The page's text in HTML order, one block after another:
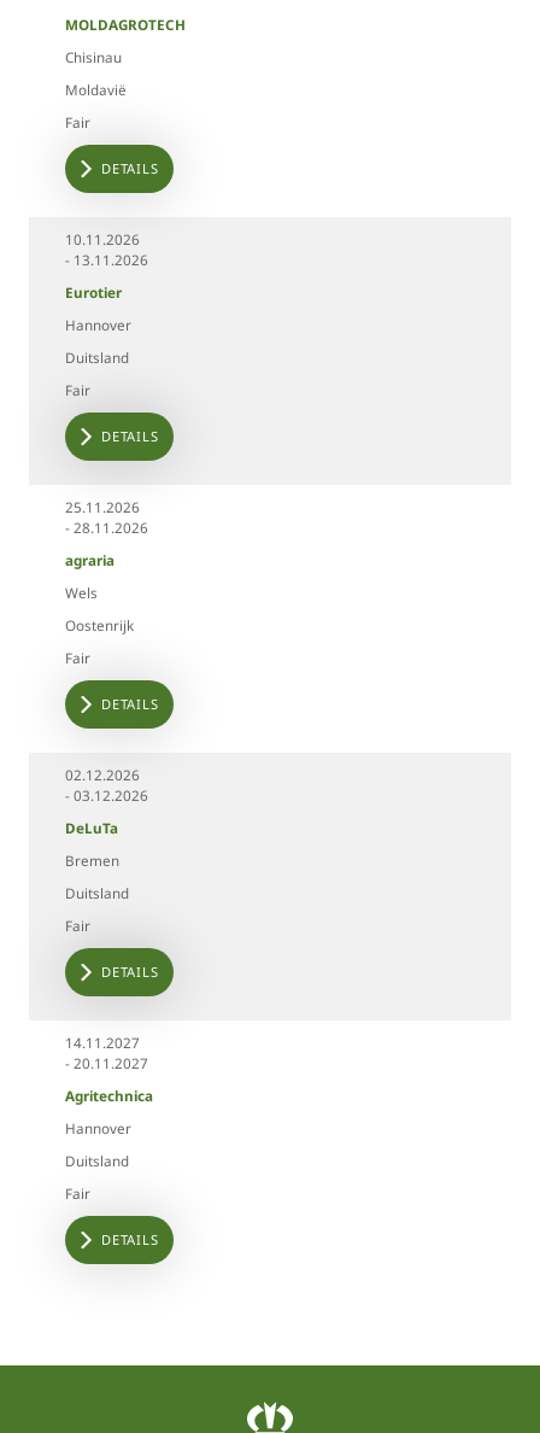
MOLDAGROTECH
Chisinau
Moldavië
Fair
DETAILS
10.11.2026
- 13.11.2026
Eurotier
Hannover
Duitsland
Fair
DETAILS
25.11.2026
- 28.11.2026
agraria
Wels
Oostenrijk
Fair
DETAILS
02.12.2026
- 03.12.2026
DeLuTa
Bremen
Duitsland
Fair
DETAILS
14.11.2027
- 20.11.2027
Agritechnica
Hannover
Duitsland
Fair
DETAILS